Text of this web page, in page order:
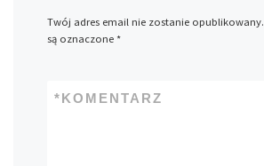
Twój adres email nie zostanie opublikowany.
są oznaczone *
KOMENTARZ
*